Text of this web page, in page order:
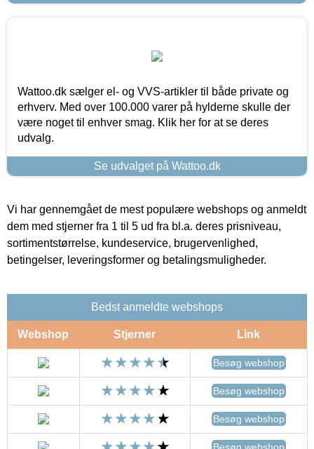
Wattoo.dk sælger el- og VVS-artikler til både private og
erhverv. Med over 100.000 varer på hylderne skulle der
være noget til enhver smag. Klik her for at se deres
udvalg.
Se udvalget på Wattoo.dk
Vi har gennemgået de mest populære webshops og anmeldt
dem med stjerner fra 1 til 5 ud fra bl.a. deres prisniveau,
sortimentstørrelse, kundeservice, brugervenlighed,
betingelser, leveringsformer og betalingsmuligheder.
Bedst anmeldte webshops
Webshop Stjerner Link
Besøg webshop
Besøg webshop
Besøg webshop